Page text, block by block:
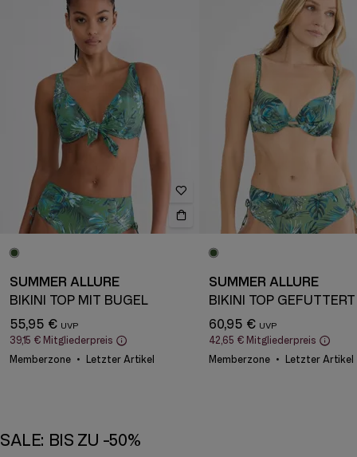
SUMMER ALLURE
BIKINI TOP MIT BÜGEL
55,95 €
39,15 € Mitgliederpreis
Memberzone
Letzter Artikel
SUMMER ALLURE
60,95 €
42,65 € Mitgliederpreis
Memberzone
Letzter Artikel
SALE: BIS ZU -50%